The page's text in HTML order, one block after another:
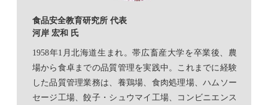
食品安全教育研究所 代表
河岸 宏和 氏
1958年1月北海道生まれ。帯広畜産大学を卒業後、農
場から食卓までの品質管理を実践中。これまでに経験
した品質管理業務は、養鶏場、食肉処理場、ハムソー
セージ工場、餃子・シュウマイ工場、コンビニエンス